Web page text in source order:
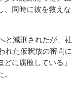
、同時に彼を救えな
と減刑されたが、社
れた仮釈放の審問に
に腐敗している」